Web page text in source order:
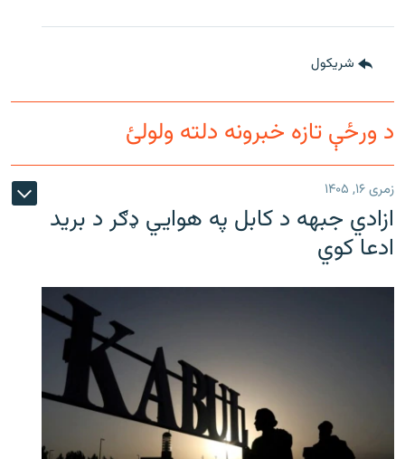
شريکول
د ورځې تازه خبرونه دلته ولولئ
زمری ۱۶, ۱۴۰۵
ازادي جبهه د کابل په هوايي ډګر د برید
ادعا کوي